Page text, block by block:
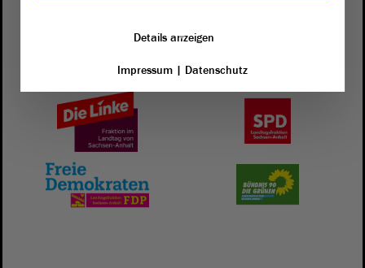
Details anzeigen
Impressum| Datenschutz